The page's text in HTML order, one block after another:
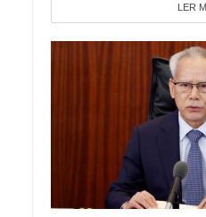
LER